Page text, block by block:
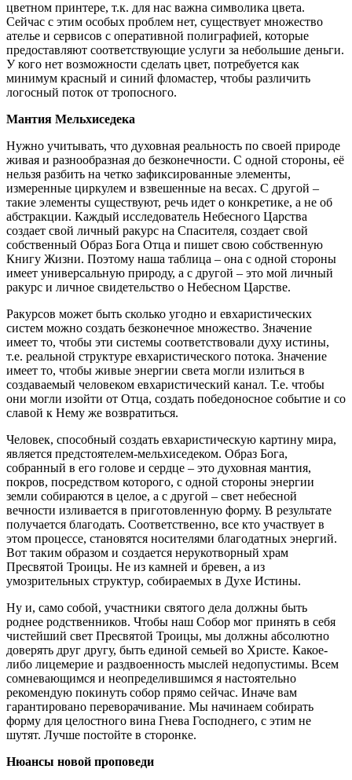
цветном принтере, т.к. для нас важна символика цвета.
Сейчас с этим особых проблем нет, существует множество
ателье и сервисов с оперативной полиграфией, которые
предоставляют соответствующие услуги за небольшие деньги.
У кого нет возможности сделать цвет, потребуется как
минимум красный и синий фломастер, чтобы различить
логосный поток от тропосного.
Мантия Мельхиседека
Нужно учитывать, что духовная реальность по своей природе
живая и разнообразная до безконечности. С одной стороны, её
нельзя разбить на четко зафиксированные элементы,
измеренные циркулем и взвешенные на весах. С другой –
такие элементы существуют, речь идет о конкретике, а не об
абстракции. Каждый исследователь Небесного Царства
создает свой личный ракурс на Спасителя, создает свой
собственный Образ Бога Отца и пишет свою собственную
Книгу Жизни. Поэтому наша таблица – она с одной стороны
имеет универсальную природу, а с другой – это мой личный
ракурс и личное свидетельство о Небесном Царстве.
Ракурсов может быть сколько угодно и евхаристических
систем можно создать безконечное множество. Значение
имеет то, чтобы эти системы соответствовали духу истины,
т.е. реальной структуре евхаристического потока. Значение
имеет то, чтобы живые энергии света могли излиться в
создаваемый человеком евхаристический канал. Т.е. чтобы
они могли изойти от Отца, создать победоносное событие и со
славой к Нему же возвратиться.
Человек, способный создать евхаристическую картину мира,
является предстоятелем-мельхиседеком. Образ Бога,
собранный в его голове и сердце – это духовная мантия,
покров, посредством которого, с одной стороны энергии
земли собираются в целое, а с другой – свет небесной
вечности изливается в приготовленную форму. В результате
получается благодать. Соответственно, все кто участвует в
этом процессе, становятся носителями благодатных энергий.
Вот таким образом и создается нерукотворный храм
Пресвятой Троицы. Не из камней и бревен, а из
умозрительных структур, собираемых в Духе Истины.
Ну и, само собой, участники святого дела должны быть
роднее родственников. Чтобы наш Собор мог принять в себя
чистейший свет Пресвятой Троицы, мы должны абсолютно
доверять друг другу, быть единой семьей во Христе. Какое-
либо лицемерие и раздвоенность мыслей недопустимы. Всем
сомневающимся и неопределившимся я настоятельно
рекомендую покинуть собор прямо сейчас. Иначе вам
гарантировано переворачивание. Мы начинаем собирать
форму для целостного вина Гнева Господнего, с этим не
шутят. Лучше постойте в сторонке.
Нюансы новой проповеди